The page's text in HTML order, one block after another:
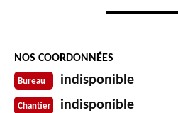
NOS COORDONNÉES
Bureau indisponible
Chantier indisponible